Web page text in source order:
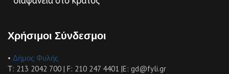
Χρήσιμοι Σύνδεσμοι
• Δήμος Φυλής
Τ: 213 2042 700 | F: 210 247 4401 |E: gd@fyli.gr